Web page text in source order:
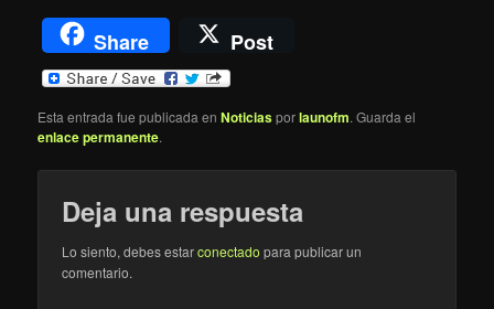
Share Post
Esta entrada fue publicada enNoticiasporlaunofm. Guarda el
enlace permanente.
Deja una respuesta
Lo siento, debes estarconectado para publicar un
comentario.